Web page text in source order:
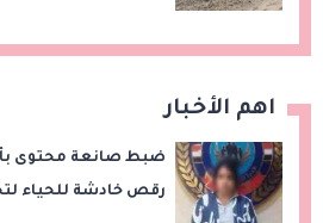
اهم الأخبار
ضبط صانعة محتوى
رقص خادشة للحياء